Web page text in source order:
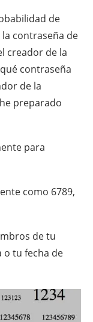
de
contraseña de
creador de la
contraseña
de la
preparado
para
como 6789,
de tu
o tu fecha de